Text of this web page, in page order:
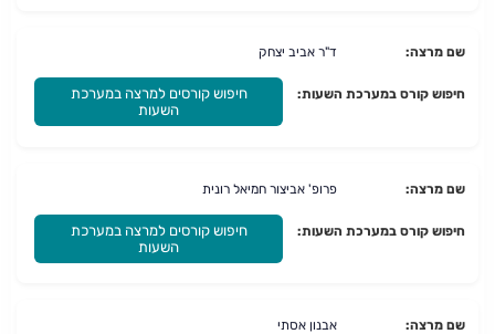
שם מרצה: ד"ר אביב יצחק
חיפוש קורס במערכת השעות:
חיפוש קורסים למרצה במערכת
השעות
שם מרצה: פרופ' אביצור חמיאל רונית
חיפוש קורס במערכת השעות:
חיפוש קורסים למרצה במערכת
השעות
שם מרצה: אבנון אסתי